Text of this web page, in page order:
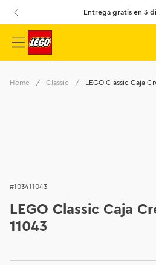
Entrega gratis en 3
Classic
103411043
LEGO Classic Caja
11043